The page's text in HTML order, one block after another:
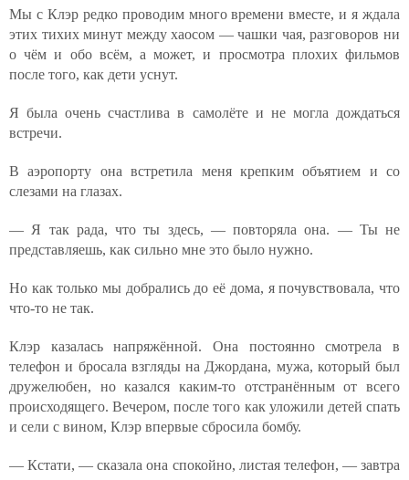
Мы с Клэр редко проводим много времени вместе, и я ждала
этих тихих минут между хаосом — чашки чая, разговоров ни
о чём и обо всём, а может, и просмотра плохих фильмов
после того, как дети уснут.
Я была очень счастлива в самолёте и не могла дождаться
встречи.
В аэропорту она встретила меня крепким объятием и со
слезами на глазах.
— Я так рада, что ты здесь, — повторяла она. — Ты не
представляешь, как сильно мне это было нужно.
Но как только мы добрались до её дома, я почувствовала, что
что-то не так.
Клэр казалась напряжённой. Она постоянно смотрела в
телефон и бросала взгляды на Джордана, мужа, который был
дружелюбен, но казался каким-то отстранённым от всего
происходящего. Вечером, после того как уложили детей спать
и сели с вином, Клэр впервые сбросила бомбу.
— Кстати, — сказала она спокойно, листая телефон, — завтра